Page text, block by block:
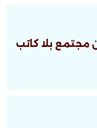
بلا كاتب